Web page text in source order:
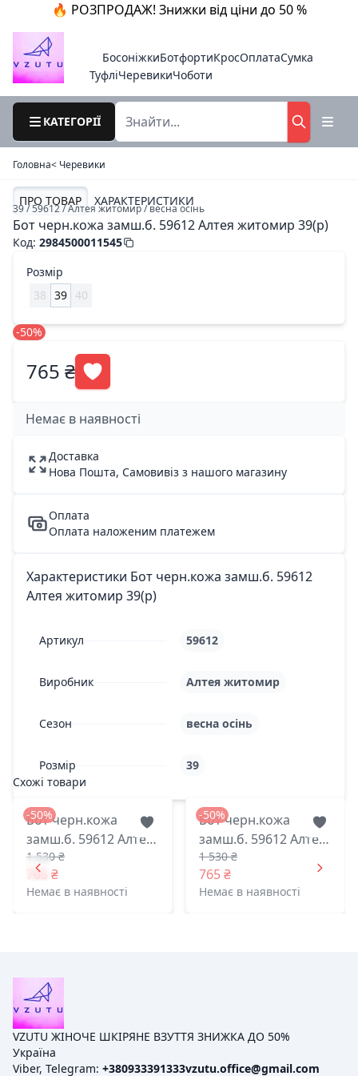
🔥 РОЗПРОДАЖ! Знижки від ціни до 50 %
БосоніжкиБотфортиКросОплатаСумка
ТуфліЧеревикиЧоботи
КАТЕГОРІЇ
Головна< Черевики
ПРО ТОВАР ХАРАКТЕРИСТИКИ
39 / 59612 / Алтея житомир / весна осінь
Бот черн.кожа замш.б. 59612 Алтея житомир 39(р)
Код: 2984500011545
Розмір
38 39 40
-50%
765 ₴
Немає в наявності
Доставка
Нова Пошта, Самовивіз з нашого магазину
Оплата
Оплата наложеним платежем
Характеристики Бот черн.кожа замш.б. 59612
Алтея житомир 39(р)
Артикул 59612
Виробник Алтея житомир
Сезон весна осінь
Розмір
39
Схожі товари
-50%
Бот черн.кожа
замш.б. 59612 Алтея
житомир 40(р)
1 530 ₴
765 ₴
Немає в наявності
-50%
Бот черн.кожа
замш.б. 59612 Алтея
житомир 38(р)
1 530 ₴
765 ₴
Немає в наявності
VZUTU ЖІНОЧЕ ШКІРЯНЕ ВЗУТТЯ ЗНИЖКА ДО 50%
Україна
Viber, Telegram: +380933391333vzutu.office@gmail.com